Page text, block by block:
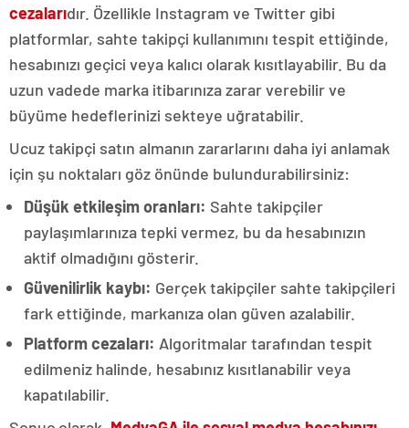
cezalarıdır. Özellikle Instagram ve Twitter gibi
platformlar, sahte takipçi kullanımını tespit ettiğinde,
hesabınızı geçici veya kalıcı olarak kısıtlayabilir. Bu da
uzun vadede marka itibarınıza zarar verebilir ve
büyüme hedeflerinizi sekteye uğratabilir.
Ucuz takipçi satın almanın zararlarını daha iyi anlamak
için şu noktaları göz önünde bulundurabilirsiniz:
Düşük etkileşim oranları: Sahte takipçiler
paylaşımlarınıza tepki vermez, bu da hesabınızın
aktif olmadığını gösterir.
Güvenilirlik kaybı: Gerçek takipçiler sahte takipçileri
fark ettiğinde, markanıza olan güven azalabilir.
Platform cezaları: Algoritmalar tarafından tespit
edilmeniz halinde, hesabınız kısıtlanabilir veya
kapatılabilir.